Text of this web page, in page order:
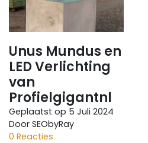
Unus Mundus en
LED Verlichting
van
Profielgigantnl
Geplaatst op 5 Juli 2024
Door SEObyRay
0 Reacties